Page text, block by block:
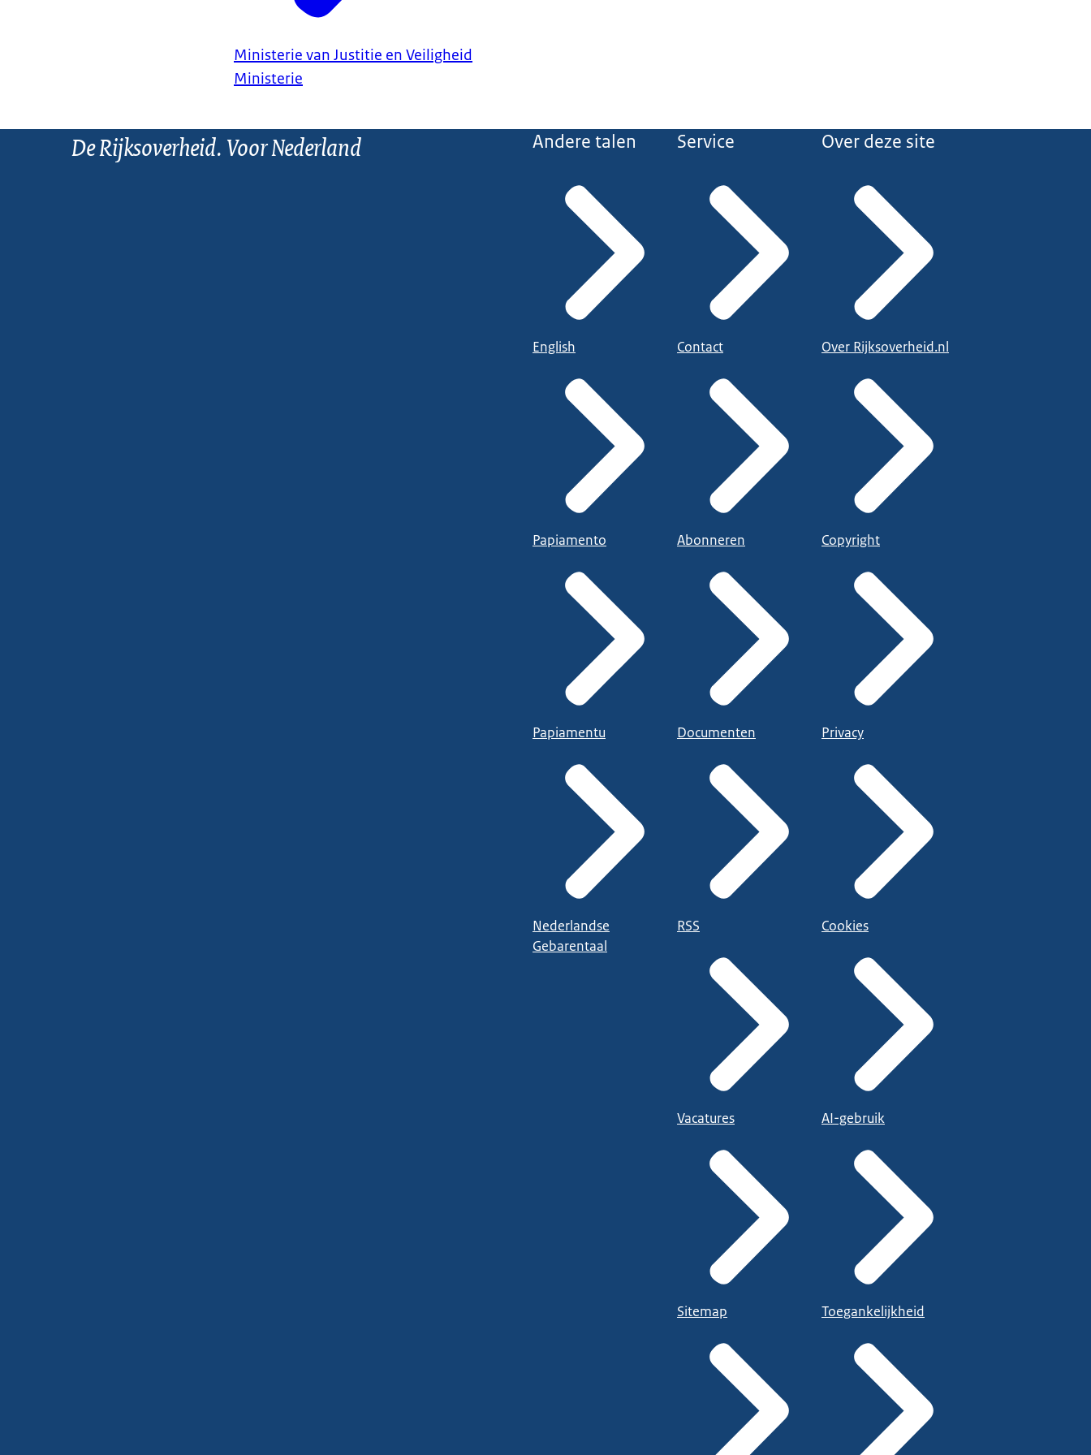
Ministerie van Justitie en Veiligheid
Ministerie
De Rijksoverheid. Voor Nederland Andere talen
English
Papiamento
Papiamentu
Nederlandse
Gebarentaal
Service
Contact
Abonneren
Documenten
RSS
Vacatures
Sitemap
Over deze site
Over Rijksoverheid.nl
Copyright
Privacy
Cookies
AI-gebruik
Toegankelijkheid